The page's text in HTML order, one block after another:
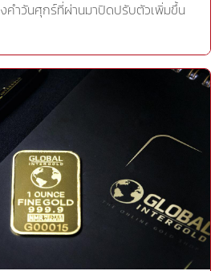
คำวันศุกร์ที่ผ่านมาปิดปรับตัวเพิ่มขึ้น
ดยราคาทองคำได้รับแรงหนุนจาก
ผลิต และภาคบริการเบื้องต้นของ
ตัวลงสู่ระดับ 56.0 ซึ่งเป็นระดับต่ำ
กอบกับสกุลเงินยูโรฟื้นตัวขึ้นหลังดัชนี
รวมภาคการผลิตและบริการขั้นต้น
ที่สะท้อนกิจกรรมในภาคธุรกิจของยูโร
.ย. หลังจากชะลอตัวมาหลายเดือน แต่
คาทองคำยังคงเป็นไปอย่างจำกัด
ดทองคำที่ยังไม่มากนัก อีกทั้งราคา
ดันเพิ่มจากดัชนีดาวโจนส์ที่ปิดดีดขึ้น
ลุ่มพลังงานที่พุ่งขึ้นตามราคาน้ำมัน
ติเพิ่มกำลังการผลิตในการประชุมครั้ง